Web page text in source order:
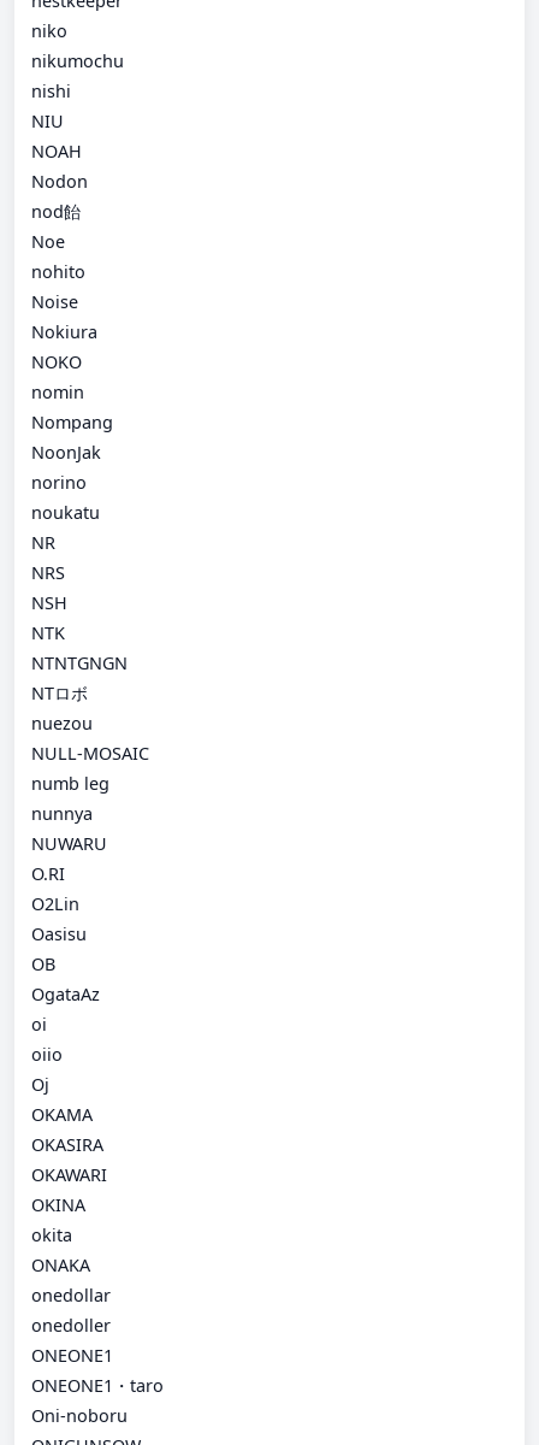
niko
nikumochu
nishi
NIU
NOAH
Nodon
nod飴
Noe
nohito
Noise
Nokiura
NOKO
nomin
Nompang
NoonJak
norino
noukatu
NR
NRS
NSH
NTK
NTNTGNGN
NTロボ
nuezou
NULL-MOSAIC
numb leg
nunnya
NUWARU
O.RI
O2Lin
Oasisu
OB
OgataAz
oi
oiio
Oj
OKAMA
OKASIRA
OKAWARI
OKINA
okita
ONAKA
onedollar
onedoller
ONEONE1
ONEONE1・taro
Oni-noboru